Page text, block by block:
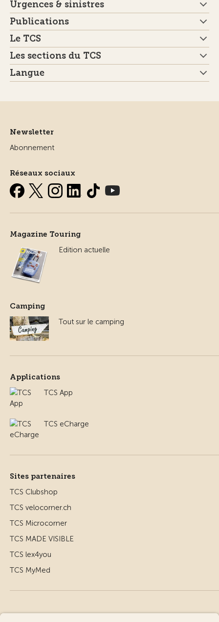
Urgences & sinistres
Publications
Le TCS
Les sections du TCS
Langue
Newsletter
Abonnement
Réseaux sociaux
Magazine Touring
Edition actuelle
Camping
Tout sur le camping
Applications
TCS App
TCS eCharge
Sites partenaires
TCS Clubshop
TCS velocorner.ch
TCS Microcorner
TCS MADE VISIBLE
TCS lex4you
TCS MyMed